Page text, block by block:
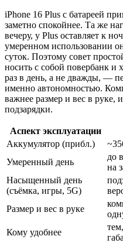
iPhone 16 Plus с батареей
заметно спокойнее. Та же
вечеру, у Plus оставляет к
умеренном использовании
суток. Поэтому совет
носить с собой повербанк и
раз в день, а не дважды, —
именно автономностью.
важнее размер и вес в руке,
подзарядки.
Аспект эксплуатации
Аккумулятор (прибл.)
Умеренный день
до
на
Насыщенный день
(съёмка, игры, 5G)
Размер и вес в руке
Кому удобнее